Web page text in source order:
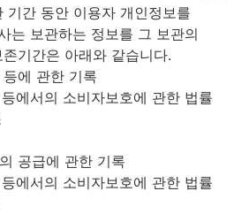
기간 동안 이용자 개인정보를
는 보관하는 정보를 그 보관의
기간은 아래와 같습니다.
에 관한 기록
에서의 소비자보호에 관한 법률
공급에 관한 기록
에서의 소비자보호에 관한 법률